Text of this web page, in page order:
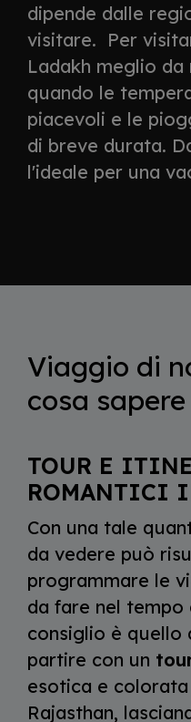
dipende dalle
visitare. Per
Ladakh meglio
quando le
piacevoli e le
di breve durata.
l'ideale per una
Viaggio di
cosa sapere
TOUR E
ROMANTICI
Con una tale
da vedere può
programmare le
da fare nel tempo
consiglio è quello
partire con un
esotica e
Rajasthan,